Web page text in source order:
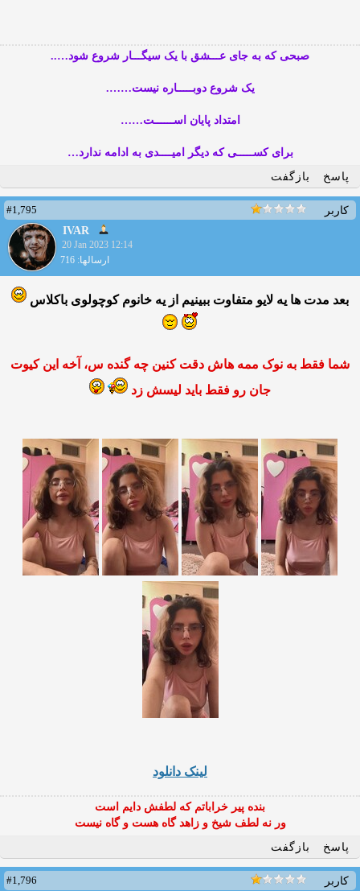
صبحی که به جای عـــشق با یک سیگـــار شروع شود…..
یک شروع دوبـــــاره نیست…….
امتداد پایان اســــــت……
برای کســـــی که دیگر امیــــدی به ادامه ندارد…
پاسخ
بازگفت
کاربر
#1,795
IVAR
20 Jan 2023 12:14
ارسالها: 716
بعد مدت ها یه لایو متفاوت ببینیم از یه خانوم کوچولوی باکلاس
شما فقط به نوک ممه هاش دقت کنین چه گنده س، آخه این کیوت
جان رو فقط باید لیسش زد
لینک دانلود
بنده پیر خراباتم که لطفش دایم است
ور نه لطف شیخ و زاهد گاه هست و گاه نیست
پاسخ
بازگفت
کاربر
#1,796